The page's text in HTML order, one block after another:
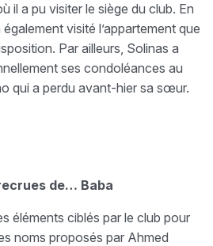
il a pu visiter le siège du club. En
visité l’appartement que
Par ailleurs, Solinas a
ses condoléances au
qui a perdu avant-hier sa sœur.
de… Baba
éléments ciblés par le club pour
noms proposés par Ahmed